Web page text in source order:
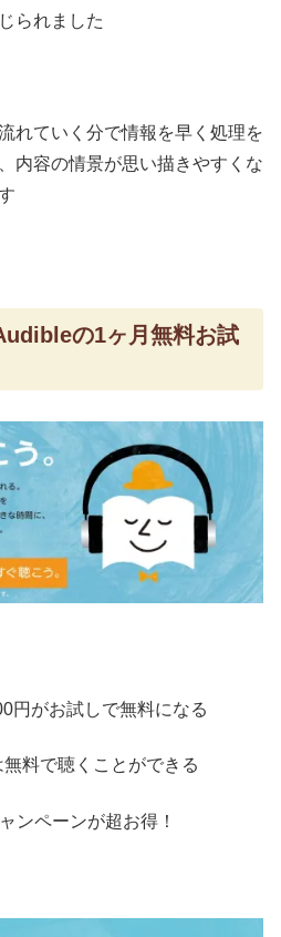
られました
れていく分で情報を早く処理を
内容の情景が思い描きやすくな
の1ヶ月無料お試
円がお試しで無料になる
料で聴くことができる
ンペーンが超お得！